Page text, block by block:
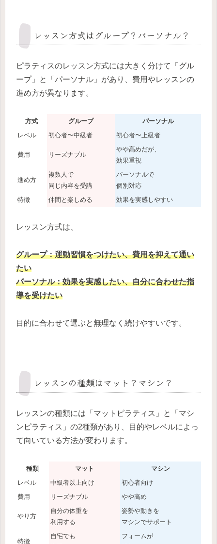
レッスン方式はグループ？パーソナル？
ピラティスのレッスン方式には大きく分けて「グル
ープ」と「パーソナル」があり、費用やレッスンの
進め方が異なります。
方式 グループ
パーソナル
レベル
初心者〜中級者 初心者〜上級者
費用 リーズナブル
やや高めだが、
効果重視
進め方
複数人で
同じ内容を受講
パーソナルで
個別対応
特徴
仲間と楽しめる 効果を実感しやすい
レッスン方式は、
グループ：運動習慣をつけたい、費用を抑えて通い
たい
パーソナル：効果を実感したい、自分に合わせた指
導を受けたい
目的に合わせて選ぶと無理なく続けやすいです。
レッスンの種類はマット？マシン？
レッスンの種類には「マットピラティス」と「マシ
ンピラティス」の2種類があり、目的やレベルによっ
て向いている方法が変わります。
種類 マット
マシン
レベル
中級者以上向け
初心者向け
費用
リーズナブル やや高め
やり方
自分の体重を
利用する
姿勢や動きを
マシンでサポート
特徴
自宅でも
フォームが